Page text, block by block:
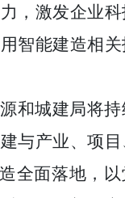
，激发企业
智能建造相
和城建局将
与产业、项
全面落地，